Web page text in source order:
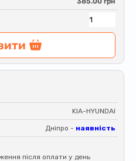
KIA-HYUNDAI
Дніпро - наявність
після оплати у день